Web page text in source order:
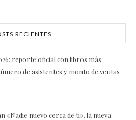
RECIENTES
reporte oficial con libros más
de asistentes y monto de ventas
«Nadie nuevo cerca de ti», la nueva